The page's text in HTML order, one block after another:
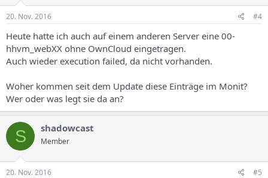
20. Nov. 2016 #4
Heute hatte ich auch auf einem anderen Server eine 00-
hhvm_webXX ohne OwnCloud eingetragen.
Auch wieder execution failed, da nicht vorhanden.
Woher kommen seit dem Update diese Einträge im Monit?
Wer oder was legt sie da an?
S shadowcast
Member
20. Nov. 2016 #5